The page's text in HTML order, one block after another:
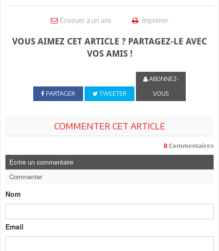
Envoyer à un ami Imprimer
VOUS AIMEZ CET ARTICLE ? PARTAGEZ-LE AVEC
VOS AMIS !
PARTAGER TWEETER
ABONNEZ-
VOUS
COMMENTER CET ARTICLE
0 Commentaires
Ecrire un commentaire
Commenter
Nom
Email